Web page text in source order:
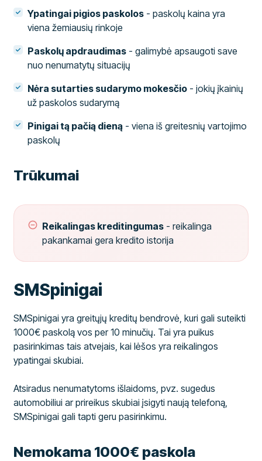
Ypatingai pigios paskolos - paskolų kaina yra
viena žemiausių rinkoje
Paskolų apdraudimas - galimybė apsaugoti save
nuo nenumatytų situacijų
Nėra sutarties sudarymo mokesčio - jokių įkainių
už paskolos sudarymą
Pinigai tą pačią dieną - viena iš greitesnių vartojimo
paskolų
Trūkumai
Reikalingas kreditingumas - reikalinga
pakankamai gera kredito istorija
SMSpinigai
SMSpinigai yra greitųjų kreditų bendrovė, kuri gali suteikti
1000€ paskolą vos per 10 minučių. Tai yra puikus
pasirinkimas tais atvejais, kai lėšos yra reikalingos
ypatingai skubiai.
Atsiradus nenumatytoms išlaidoms, pvz. sugedus
automobiliui ar prireikus skubiai įsigyti naują telefoną,
SMSpinigai gali tapti geru pasirinkimu.
Nemokama 1000€ paskola